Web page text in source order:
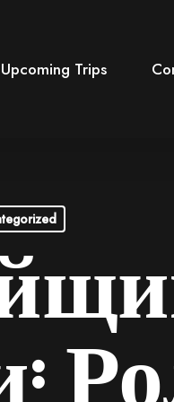
Upcoming Trips